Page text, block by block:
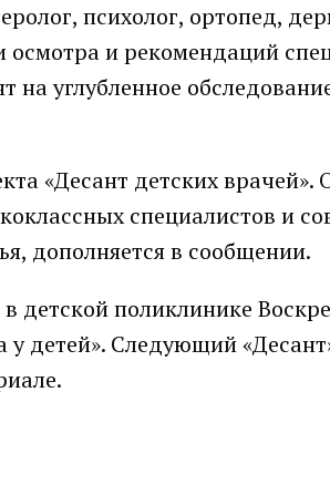
психолог, ортопед,
осмотра и рекомендаций
на углубленное
«Десант детских врачей».
специалистов и
дополняется в сообщении.
поликлинике
детей». Следующий